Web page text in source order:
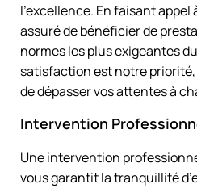
l’excellence. En faisant
assuré de bénéficier de
normes les plus exigeantes
satisfaction est notre
de dépasser vos attentes à
Intervention
Une intervention
vous garantit la tranquillité